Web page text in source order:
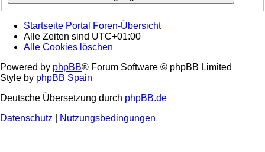
Startseite Portal Foren-Übersicht
Alle Zeiten sind UTC+01:00
Alle Cookies löschen
Powered by phpBB® Forum Software © phpBB Limited
Style by phpBB Spain
Deutsche Übersetzung durch phpBB.de
Datenschutz
Nutzungsbedingungen